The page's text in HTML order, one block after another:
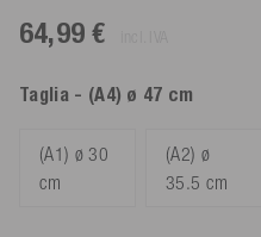
64,99 €
Taglia - (A4) ø 47 cm
(A1) ø 30
cm
(A2) ø
35.5 cm